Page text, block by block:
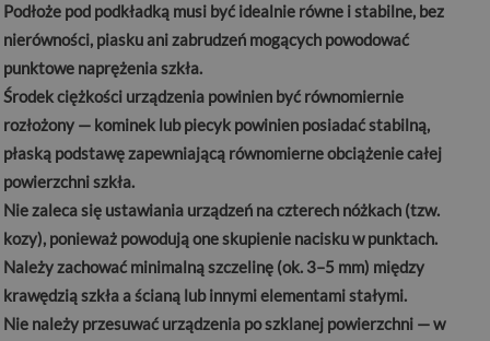
Podłoże pod podkładką musi być idealnie równe i stabilne, bez
nierówności, piasku ani zabrudzeń mogących powodować
punktowe naprężenia szkła.
Środek ciężkości urządzenia powinien być równomiernie
rozłożony — kominek lub piecyk powinien posiadać stabilną,
płaską podstawę zapewniającą równomierne obciążenie całej
powierzchni szkła.
Nie zaleca się ustawiania urządzeń na czterech nóżkach (tzw.
kozy), ponieważ powodują one skupienie nacisku w punktach.
Należy zachować minimalną szczelinę (ok. 3–5 mm) między
krawędzią szkła a ścianą lub innymi elementami stałymi.
Nie należy przesuwać urządzenia po szklanej powierzchni — w